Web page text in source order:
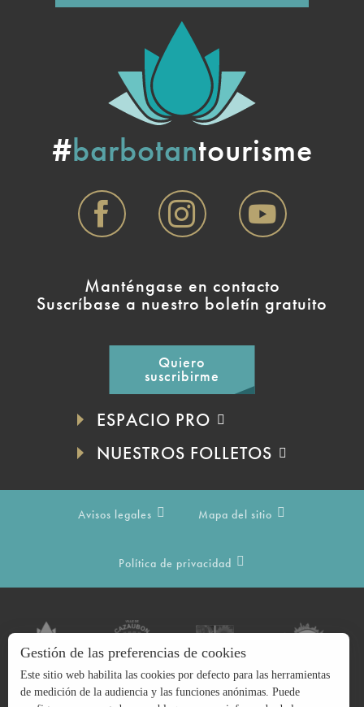
#barbotantourisme
Manténgase en contacto
Suscríbase a nuestro boletín gratuito
Quiero
suscribirme
ESPACIO PRO
NUESTROS FOLLETOS
Avisos legales Mapa del sitio
Política de privacidad
Gestión de las preferencias de cookies
Este sitio web habilita las cookies por defecto para las herramientas
de medición de la audiencia y las funciones anónimas. Puede